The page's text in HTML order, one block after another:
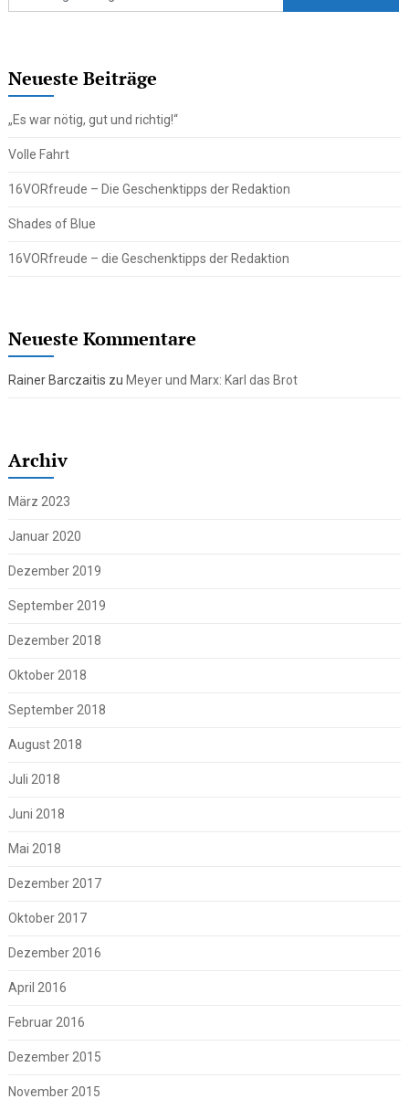
Neueste Beiträge
„Es war nötig, gut und richtig!“
Volle Fahrt
16VORfreude – Die Geschenktipps der Redaktion
Shades of Blue
16VORfreude – die Geschenktipps der Redaktion
Neueste Kommentare
Rainer Barczaitis zu Meyer und Marx: Karl das Brot
Archiv
März 2023
Januar 2020
Dezember 2019
September 2019
Dezember 2018
Oktober 2018
September 2018
August 2018
Juli 2018
Juni 2018
Mai 2018
Dezember 2017
Oktober 2017
Dezember 2016
April 2016
Februar 2016
Dezember 2015
November 2015